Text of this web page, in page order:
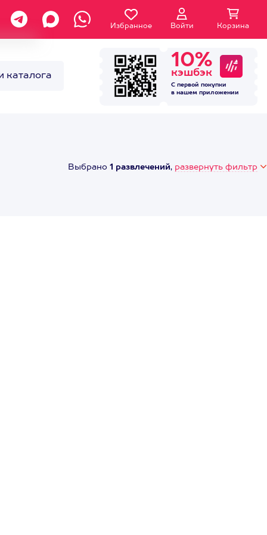
Избранное Войти Корзина
каталога
10%
кэшбэк
С первой покупки
в нашем приложении
Выбрано 1 развлечений, развернуть фильтр